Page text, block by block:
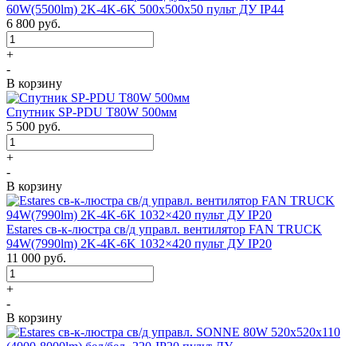
60W(5500lm) 2K-4K-6K 500x500x50 пульт ДУ IP44
6 800 руб.
+
-
В корзину
Спутник SP-PDU T80W 500мм
5 500 руб.
+
-
В корзину
Estares св-к-люстра св/д управл. вентилятор FAN TRUCK
94W(7990lm) 2K-4K-6K 1032×420 пульт ДУ IP20
11 000 руб.
+
-
В корзину